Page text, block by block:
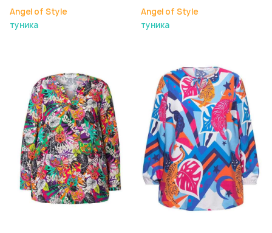
Angel of Style
туника
Angel of Style
туника